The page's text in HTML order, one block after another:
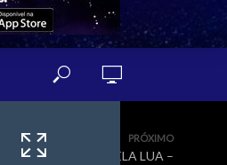
PRÓXIMO
PASSEANDO PELA LUA –